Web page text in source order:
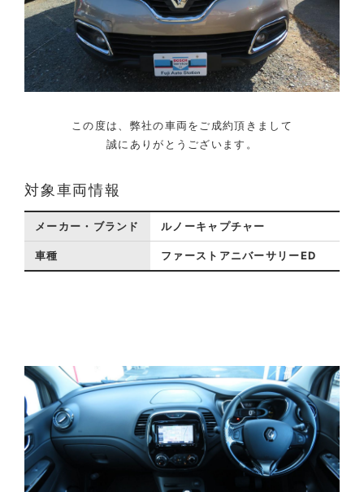
この度は、弊社の車両をご成約頂きまして
誠にありがとうございます。
対象車両情報
メーカー・ブランド ルノーキャプチャー
車種 ファーストアニバーサリーED